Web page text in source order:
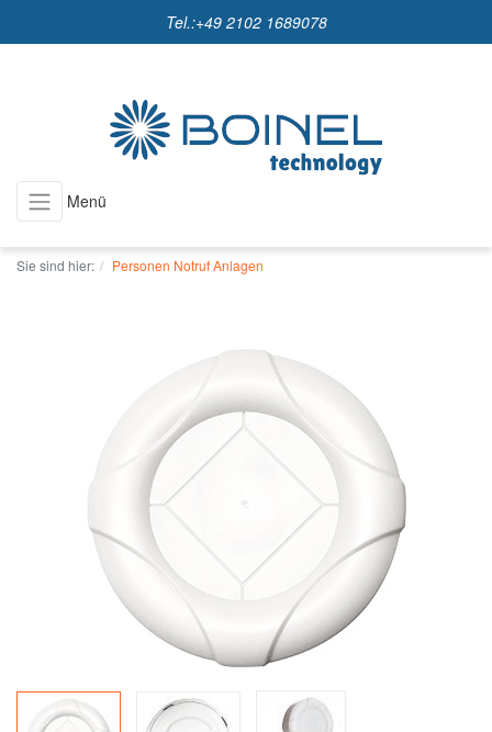
Tel.:+49 2102 1689078
Menü
Sie sind hier: Personen Notruf Anlagen